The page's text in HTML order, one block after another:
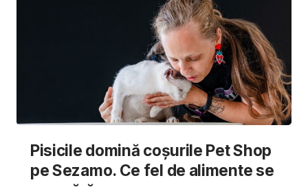
Pisicile domină coșurile Pet Shop
pe Sezamo. Ce fel de alimente se